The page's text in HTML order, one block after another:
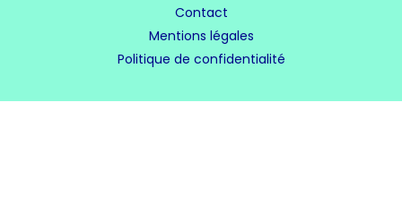
Contact
Mentions légales
Politique de confidentialité